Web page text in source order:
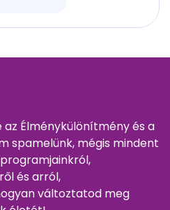
Élménykülönítmény és a
spamelünk, mégis mindent
és arról,
változtatod meg